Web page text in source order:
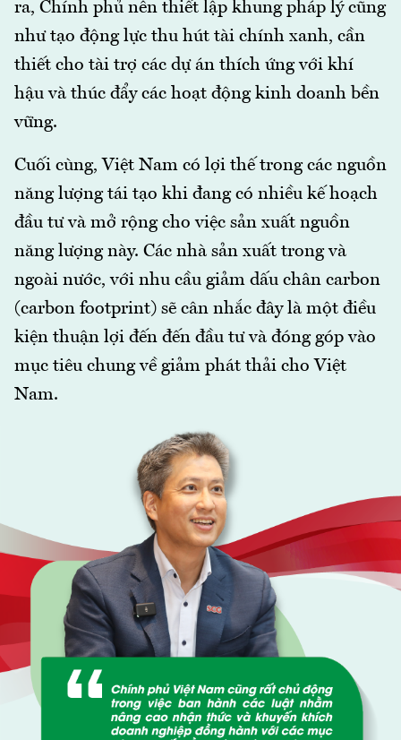
ra, Chính phủ nên thiết lập khung pháp lý cũng
như tạo động lực thu hút tài chính xanh, cần
thiết cho tài trợ các dự án thích ứng với khí
hậu và thúc đẩy các hoạt động kinh doanh bền
vững.
Cuối cùng, Việt Nam có lợi thế trong các nguồn
năng lượng tái tạo khi đang có nhiều kế hoạch
đầu tư và mở rộng cho việc sản xuất nguồn
năng lượng này. Các nhà sản xuất trong và
ngoài nước, với nhu cầu giảm dấu chân carbon
(carbon footprint) sẽ cân nhắc đây là một điều
kiện thuận lợi đến đến đầu tư và đóng góp vào
mục tiêu chung về giảm phát thải cho Việt
Nam.